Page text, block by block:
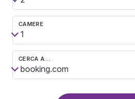
CAMERE
CERCA A…